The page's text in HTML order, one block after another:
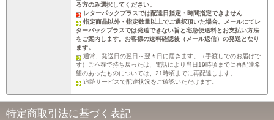
る方のみ選択してください。
レターパックプラスでは配達日指定・時間指定できません
指定商品以外・指定数量以上でご選択頂いた場合、メールにてレ
ターパックプラスでは発送できない旨と宅急便送料とお支払い方法
をご案内します。お客様の送料確認後（メール返信）の発送となり
ます。
通常、発送日の翌日～翌々日に届きます。（手渡しでのお届けで
す）ご不在で持ち戻ったは、電話により当日19時頃までに再配達希
望のあったものについては、21時頃までに再配達します。
追跡サービスで配達状況をご確認いただけます。
特定商取引法に基づく表記